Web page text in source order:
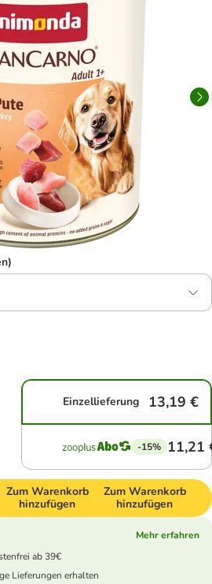
Einzellieferung 13,19 €
-15% 11,21
Zum Warenkorb
hinzufügen
Zum Warenkorb
hinzufügen
Mehr erfahren
ab 39€
Lieferungen erhalten